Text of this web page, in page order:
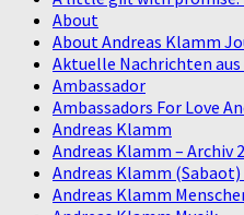
About
About Andreas Klamm
Aktuelle Nachrichten
Ambassador
Ambassadors For Love
Andreas Klamm
Andreas Klamm – Archiv
Andreas Klamm
Andreas Klamm